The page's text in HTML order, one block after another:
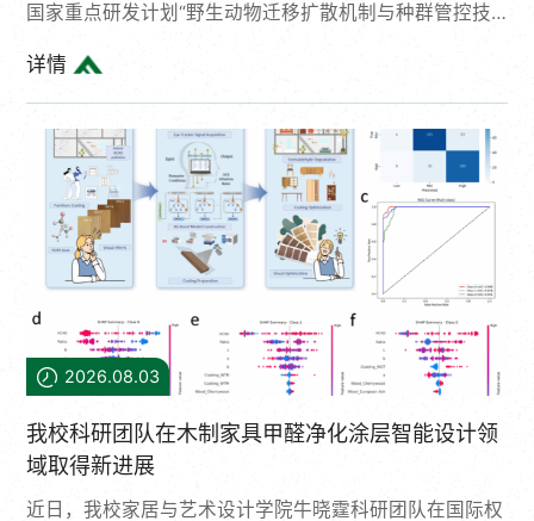
国家重点研发计划“野生动物迁移扩散机制与种群管控技
扩散与种群管控研究前沿论坛。论坛以“推动人与野生动
物冲突管理的精准化、高效化、智能化发展，实现人与野
生动物和谐共存”为主题，邀请国内外相关专家和各地区
林业管理人员围绕野生动物与人类冲突发生机制、种群管
控实践经验、新技术发展和应用等内容进行深入交流和探
讨。论坛开幕式由我校国际合作与交流处处长孙治平主
持，学校党委常委、校长助理孙龙...
详情
2026.08.03
我校科研团队在木制家具甲醛净化涂层智能设计领
域取得新进展
近日，我校家居与艺术设计学院牛晓霆科研团队在国际权